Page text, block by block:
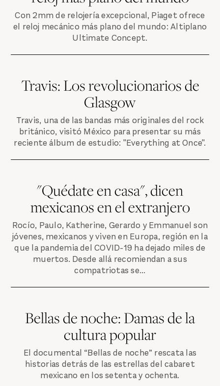
Con 2mm de relojería excepcional, Piaget ofrece
el reloj mecánico más plano del mundo: Altiplano
Ultimate Concept.
Travis: Los revolucionarios de
Glasgow
Travis, una de las bandas más originales del rock
británico, visitó México para presentar su más
reciente álbum de estudio: "Everything at Once".
"Quédate en casa", dicen
mexicanos en el extranjero
Rocío, Paulo, Katherine, Gerardo y Emmanuel son
jóvenes, mexicanos y viven en Europa, región en la
que la pandemia del COVID-19 ha dejado miles de
muertos. Desde allá recomiendan a sus
compatriotas se...
Bellas de noche: Damas de la
cultura popular
El documental “Bellas de noche” rescata las
historias detrás de las estrellas del cabaret
mexicano en los setenta y ochenta.